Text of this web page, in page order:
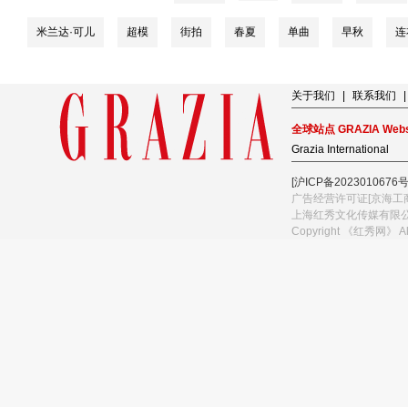
米兰达·可儿 超模 街拍 春夏 单曲 早秋
关于我们 联系我们
全球站点 GRAZIA
Grazia International
[沪ICP备2023010676
广告经营许可证[京海
上海红秀文化传媒有限
Copyright 《红秀网》